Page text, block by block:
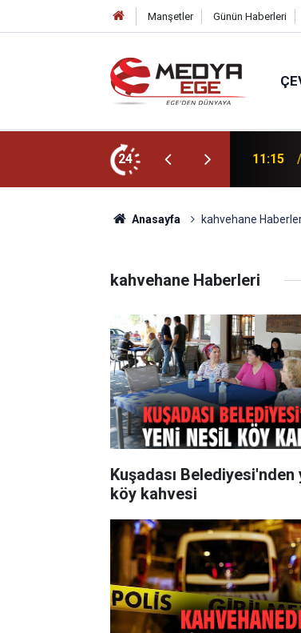
Manşetler Günün Haberleri
24 11:15
Anasayfa kahvehane
kahvehane Haberleri
Kuşadası Belediyesi'nden
köy kahvesi